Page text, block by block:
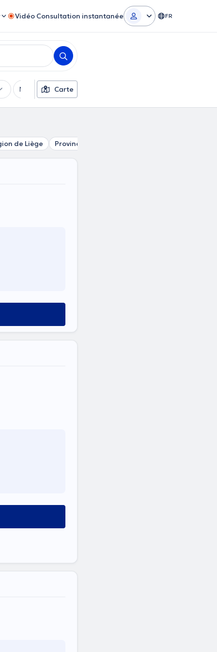
Vidéo Consultation instantanée FR
Moyens de paiement
Carte
de Liège Province de Luxembourg